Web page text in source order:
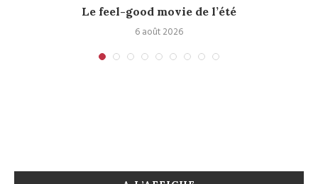
Le feel-good movie de l’été
6 août 2026